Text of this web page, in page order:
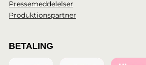
Pressemeddelelser
Produktionspartner
BETALING